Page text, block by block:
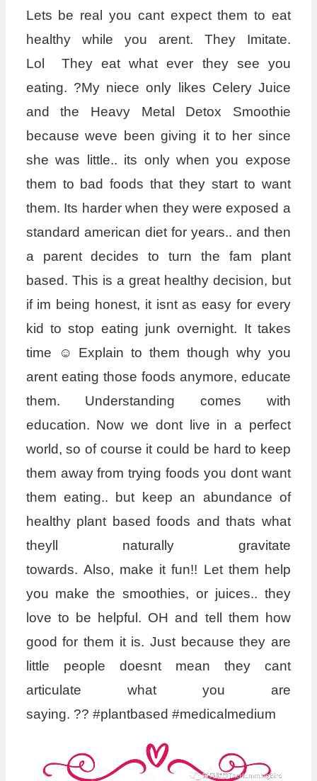
Lets be real you cant expect them to eat
healthy while you arent. They Imitate.
Lol They eat what ever they see you
eating. ?My niece only likes Celery Juice
and the Heavy Metal Detox Smoothie
because weve been giving it to her since
she was little.. its only when you expose
them to bad foods that they start to want
them. Its harder when they were exposed a
standard american diet for years.. and then
a parent decides to turn the fam plant
based. This is a great healthy decision, but
if im being honest, it isnt as easy for every
kid to stop eating junk overnight. It takes
time ☺️ Explain to them though why you
arent eating those foods anymore, educate
them. Understanding comes with
education. Now we dont live in a perfect
world, so of course it could be hard to keep
them away from trying foods you dont want
them eating.. but keep an abundance of
healthy plant based foods and thats what
theyll naturally gravitate
towards. Also, make it fun!! Let them help
you make the smoothies, or juices.. they
love to be helpful. OH and tell them how
good for them it is. Just because they are
little people doesnt mean they cant
articulate what you are
saying. ?? #plantbased #medicalmedium